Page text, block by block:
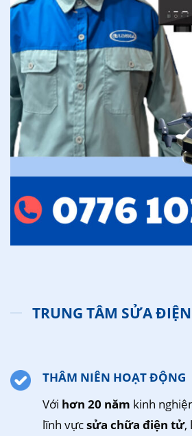
TRUNG TÂM SỬA
THÂM NIÊN HOẠT ĐỘNG
Với hơn 20 năm kinh
lĩnh vựcsửa chữa điện tử,